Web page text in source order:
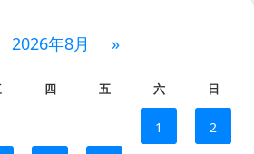
2026年8月 »
四 五 六 日
1 2